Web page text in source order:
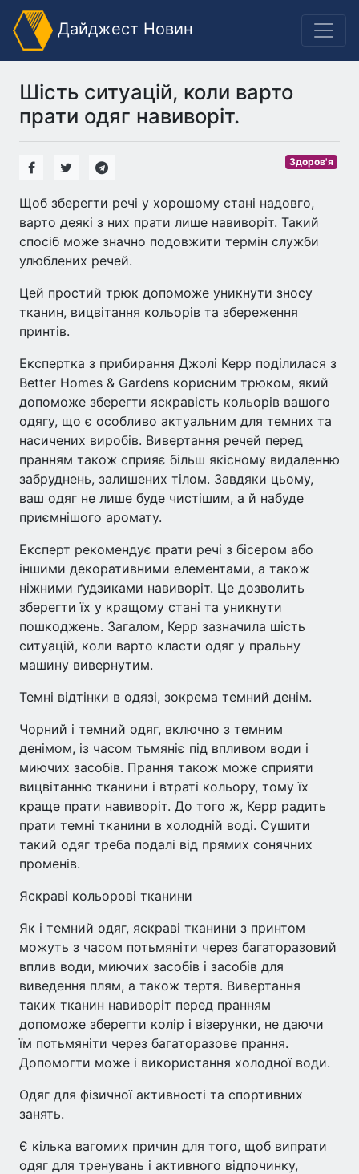
Дайджест Новин
Шість ситуацій, коли варто
прати одяг навиворіт.
Здоров'я
Щоб зберегти речі у хорошому стані надовго,
варто деякі з них прати лише навиворіт. Такий
спосіб може значно подовжити термін служби
улюблених речей.
Цей простий трюк допоможе уникнути зносу
тканин, вицвітання кольорів та збереження
принтів.
Експертка з прибирання Джолі Керр поділилася з
Better Homes & Gardens корисним трюком, який
допоможе зберегти яскравість кольорів вашого
одягу, що є особливо актуальним для темних та
насичених виробів. Вивертання речей перед
пранням також сприяє більш якісному видаленню
забруднень, залишених тілом. Завдяки цьому,
ваш одяг не лише буде чистішим, а й набуде
приємнішого аромату.
Експерт рекомендує прати речі з бісером або
іншими декоративними елементами, а також
ніжними ґудзиками навиворіт. Це дозволить
зберегти їх у кращому стані та уникнути
пошкоджень. Загалом, Керр зазначила шість
ситуацій, коли варто класти одяг у пральну
машину вивернутим.
Темні відтінки в одязі, зокрема темний денім.
Чорний і темний одяг, включно з темним
денімом, із часом тьмяніє під впливом води і
миючих засобів. Прання також може сприяти
вицвітанню тканини і втраті кольору, тому їх
краще прати навиворіт. До того ж, Керр радить
прати темні тканини в холодній воді. Сушити
такий одяг треба подалі від прямих сонячних
променів.
Яскраві кольорові тканини
Як і темний одяг, яскраві тканини з принтом
можуть з часом потьмяніти через багаторазовий
вплив води, миючих засобів і засобів для
виведення плям, а також тертя. Вивертання
таких тканин навиворіт перед пранням
допоможе зберегти колір і візерунки, не даючи
їм потьмяніти через багаторазове прання.
Допомогти може і використання холодної води.
Одяг для фізичної активності та спортивних
занять.
Є кілька вагомих причин для того, щоб випрати
одяг для тренувань і активного відпочинку,